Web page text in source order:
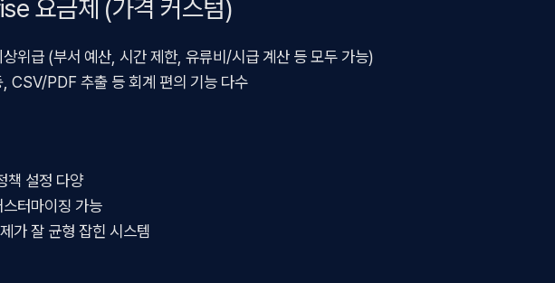
요금제 (가격 커스텀)
위급 (부서 예산, 시간 제한, 유류비/시급 계산 등 모두 가능)
, CSV/PDF 추출 등 회계 편의 기능 다수
책 설정 다양
터마이징 가능
가 잘 균형 잡힌 시스템